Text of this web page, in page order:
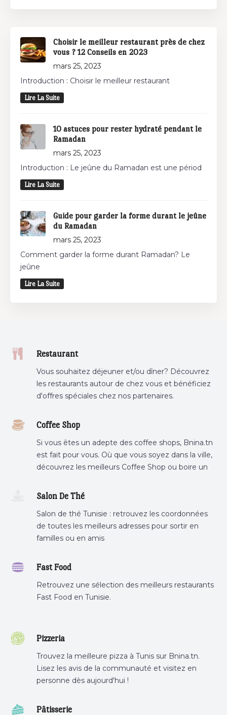
Choisir le meilleur restaurant près de chez
vous ? 12 Conseils en 2023
mars 25, 2023
Introduction : Choisir le meilleur restaurant
Lire La Suite
10 astuces pour rester hydraté pendant le
Ramadan
mars 25, 2023
Introduction : Le jeûne du Ramadan est une périod
Lire La Suite
Guide pour garder la forme durant le jeûne
du Ramadan
mars 25, 2023
Comment garder la forme durant Ramadan? Le
jeûne
Lire La Suite
Restaurant
Vous souhaitez déjeuner et/ou dîner? Découvrez
les restaurants autour de chez vous et bénéficiez
d'offres spéciales chez nos partenaires.
Coffee Shop
Si vous êtes un adepte des coffee shops, Bnina.tn
est fait pour vous. Où que vous soyez dans la ville,
découvrez les meilleurs Coffee Shop ou boire un
Salon De Thé
Salon de thé Tunisie : retrouvez les coordonnées
de toutes les meilleurs adresses pour sortir en
familles ou en amis
Fast Food
Retrouvez une sélection des meilleurs restaurants
Fast Food en Tunisie.
Pizzeria
Trouvez la meilleure pizza à Tunis sur Bnina.tn.
Lisez les avis de la communauté et visitez en
personne dès aujourd'hui !
Pâtisserie